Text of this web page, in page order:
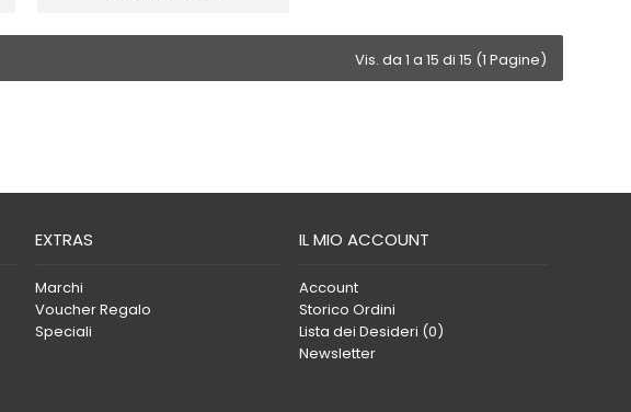
Vis. da 1 a 15 di 15 (1 Pagine)
EXTRAS
Marchi
Voucher Regalo
Speciali
IL MIO ACCOUNT
Account
Storico Ordini
Lista dei Desideri (0)
Newsletter